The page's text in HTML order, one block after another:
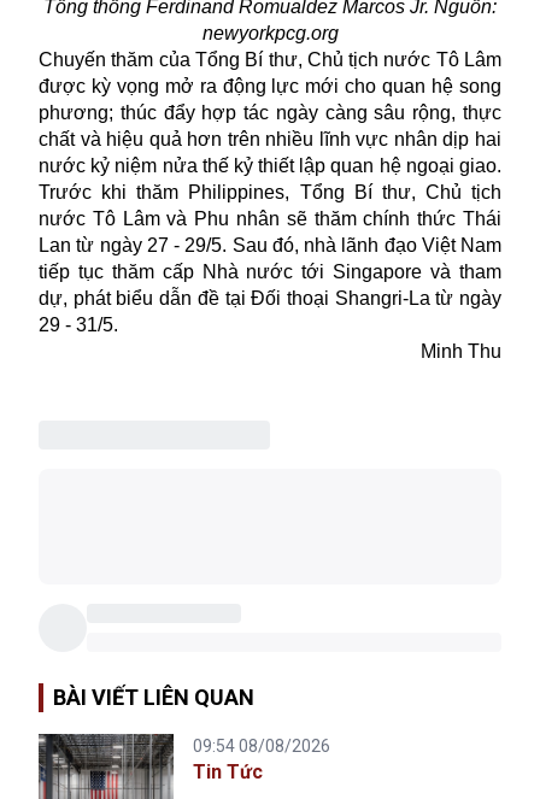
Tổng thống Ferdinand Romualdez Marcos Jr. Nguồn:
newyorkpcg.org
Chuyến thăm của Tổng Bí thư, Chủ tịch nước Tô Lâm
được kỳ vọng mở ra động lực mới cho quan hệ song
phương; thúc đẩy hợp tác ngày càng sâu rộng, thực
chất và hiệu quả hơn trên nhiều lĩnh vực nhân dịp hai
nước kỷ niệm nửa thế kỷ thiết lập quan hệ ngoại giao.
Trước khi thăm Philippines, Tổng Bí thư, Chủ tịch
nước Tô Lâm và Phu nhân sẽ thăm chính thức Thái
Lan từ ngày 27 - 29/5. Sau đó, nhà lãnh đạo Việt Nam
tiếp tục thăm cấp Nhà nước tới Singapore và tham
dự, phát biểu dẫn đề tại Đối thoại Shangri-La từ ngày
29 - 31/5.
Minh Thu
BÀI VIẾT LIÊN QUAN
09:54 08/08/2026
Tin Tức